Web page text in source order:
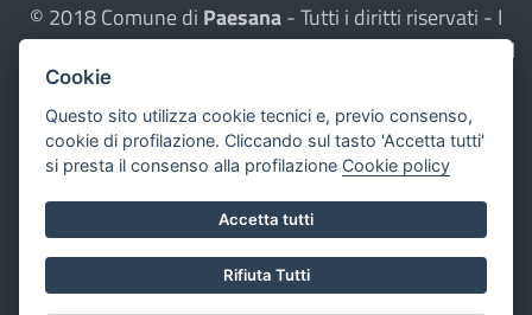
© 2018 Comune di Paesana- Tutti i diritti riservati - I
contenuti del sito, testi e immagini sono di proprietà del
Comune - CMS:
Questo sito utilizza, nella versione per UTENTI CON
DISLESSIA,Biancoenero ®, una font italiana ad Alta
Leggibilità.
Valuta questo sito
Dichiarazione di accessibilità
redatta il 00.00.0000
Cookie
Questo sito utilizza cookie tecnici e, previo consenso,
cookie di profilazione. Cliccando sul tasto 'Accetta tutti'
si presta il consenso alla profilazione Cookie policy
Accetta tutti
Rifiuta Tutti